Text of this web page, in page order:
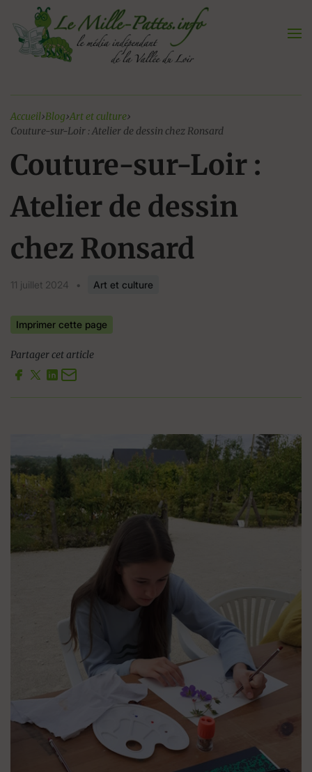
contenu
Accueil›Blog›Art et culture›
Couture-sur-Loir : Atelier de dessin chez Ronsard
Couture-sur-Loir :
Atelier de dessin
chez Ronsard
11 juillet 2024 • Art et culture
Imprimer cette page
Partager cet article